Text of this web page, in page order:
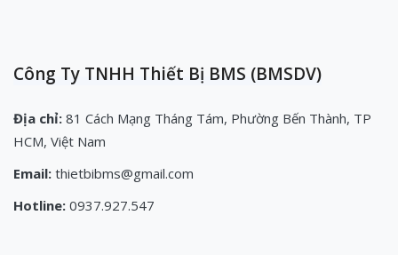
Công Ty TNHH Thiết Bị BMS (BMSDV)
Địa chỉ: 81 Cách Mạng Tháng Tám, Phường Bến Thành, TP
HCM, Việt Nam
Email: thietbibms@gmail.com
Hotline: 0937.927.547